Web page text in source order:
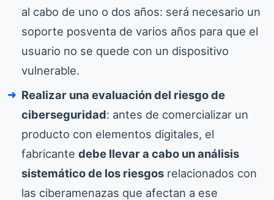
al cabo de uno o dos años: será necesario un
soporte posventa de varios años para que el
usuario no se quede con un dispositivo
vulnerable.
Realizar una evaluación del riesgo de
ciberseguridad: antes de comercializar un
producto con elementos digitales, el
fabricantedebe llevar a cabo un análisis
sistemático de los riesgos relacionados con
las ciberamenazas que afectan a ese